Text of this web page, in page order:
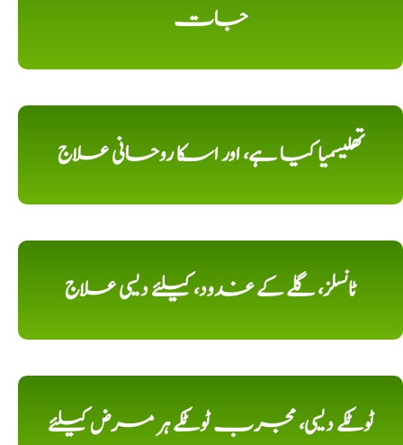
جات
تھلیسمیا کیا ہے، اور اسکا روحانی علاج
ٹانسلز، گلے کے غدود، کیلئے دیسی علاج
ٹوٹکے دیسی، مجرب ٹوٹکے ہر مرض کیلئے